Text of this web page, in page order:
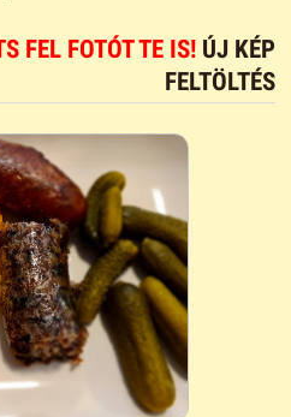
FEL FOTÓT TE IS! ÚJ KÉP
FELTÖLTÉS